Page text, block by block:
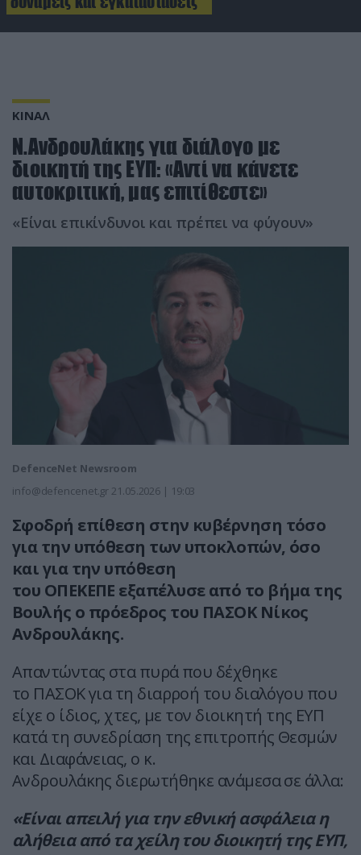
ΚΙΝΑΛ
Ν.Ανδρουλάκης για διάλογο με
διοικητή της ΕΥΠ: «Αντί να κάνετε
αυτοκριτική, μας επιτίθεστε»
«Είναι επικίνδυνοι και πρέπει να φύγουν»
DefenceNet Newsroom
info@defencenet.gr 21.05.2026 | 19:03
Σφοδρή επίθεση στην κυβέρνηση τόσο
για την υπόθεση των υποκλοπών, όσο
και για την υπόθεση
του ΟΠΕΚΕΠΕ εξαπέλυσε από το βήμα της
Βουλής ο πρόεδρος του ΠΑΣΟΚ Νίκος
Ανδρουλάκης.
Απαντώντας στα πυρά που δέχθηκε
το ΠΑΣΟΚ για τη διαρροή του διαλόγου που
είχε ο ίδιος, χτες, με τον διοικητή της ΕΥΠ
κατά τη συνεδρίαση της επιτροπής Θεσμών
και Διαφάνειας, ο κ.
Ανδρουλάκης διερωτήθηκε ανάμεσα σε άλλα:
«Είναι απειλή για την εθνική ασφάλεια η
αλήθεια από τα χείλη του διοικητή της ΕΥΠ,